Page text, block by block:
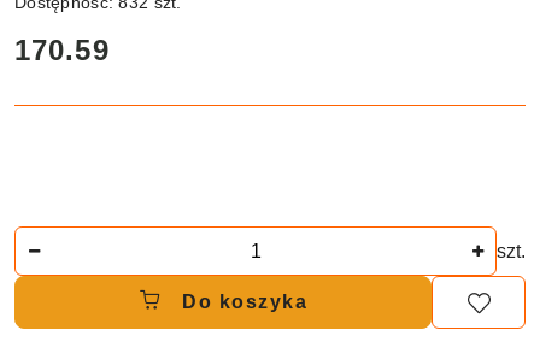
cena:
170.59
szt.
Do koszyka